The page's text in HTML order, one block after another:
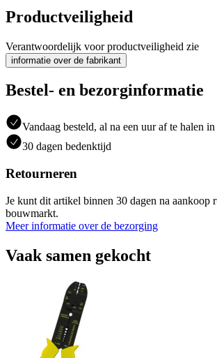
Productveiligheid
Verantwoordelijk voor productveiligheid zie
informatie over de fabrikant
Bestel- en bezorginformatie
Vandaag besteld, al na een uur af te halen
30 dagen bedenktijd
Retourneren
Je kunt dit artikel binnen 30 dagen na aankoop
bouwmarkt.
Meer informatie over de bezorging
Vaak samen gekocht